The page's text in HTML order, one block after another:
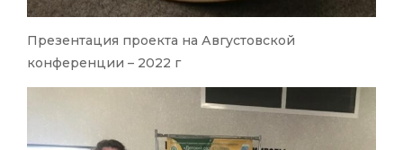
Презентация проекта на Августовской
конференции – 2022 г